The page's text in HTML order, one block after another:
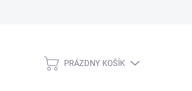
NÁKUPNÝ
PRÁZDNY KOŠÍK